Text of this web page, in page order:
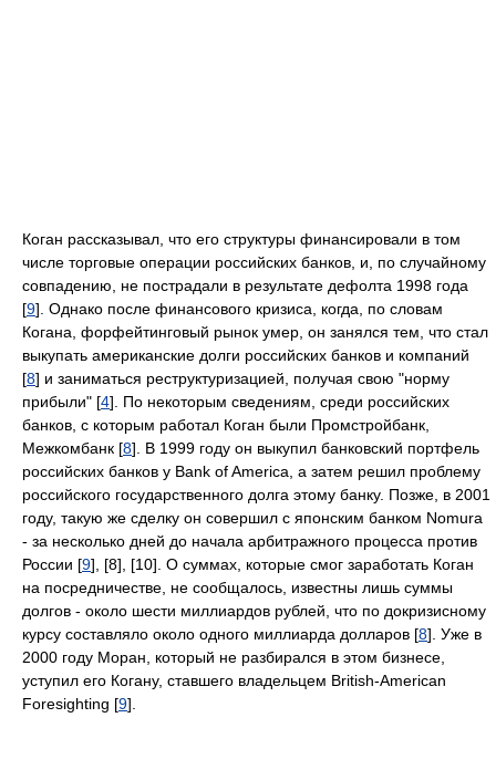
Коган рассказывал, что его структуры финансировали в том
числе торговые операции российских банков, и, по случайному
совпадению, не пострадали в результате дефолта 1998 года
[9]. Однако после финансового кризиса, когда, по словам
Когана, форфейтинговый рынок умер, он занялся тем, что стал
выкупать американские долги российских банков и компаний
[8] и заниматься реструктуризацией, получая свою "норму
прибыли" [4]. По некоторым сведениям, среди российских
банков, с которым работал Коган были Промстройбанк,
Межкомбанк [8]. В 1999 году он выкупил банковский портфель
российских банков у Bank of America, а затем решил проблему
российского государственного долга этому банку. Позже, в 2001
году, такую же сделку он совершил с японским банком Nomura
- за несколько дней до начала арбитражного процесса против
России [9], [8], [10]. О суммах, которые смог заработать Коган
на посредничестве, не сообщалось, известны лишь суммы
долгов - около шести миллиардов рублей, что по докризисному
курсу составляло около одного миллиарда долларов [8]. Уже в
2000 году Моран, который не разбирался в этом бизнесе,
уступил его Когану, ставшего владельцем British-American
Foresighting [9].